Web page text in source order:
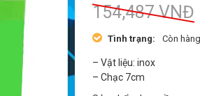
154,487VNĐ
Tình trạng: Còn hàng
– Vật liệu: inox
– Chạc 7cm